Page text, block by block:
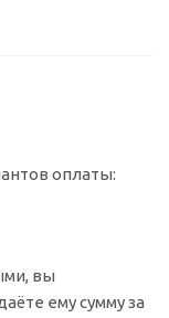
оплаты:
вы
ему сумму за